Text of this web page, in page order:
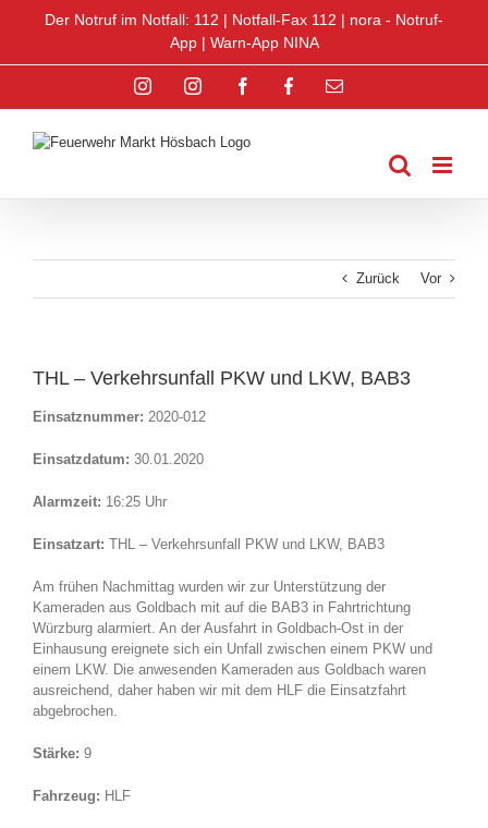
Der Notruf im Notfall: 112 | Notfall-Fax 112 | nora - Notruf-
App| Warn-App NINA
InstagramInstagram
FacebookFacebookE-
Zurück Vor
THL – Verkehrsunfall PKW und LKW, BAB3
Einsatznummer: 2020-012
Einsatzdatum: 30.01.2020
Alarmzeit: 16:25 Uhr
Einsatzart: THL – Verkehrsunfall PKW und LKW, BAB3
Am frühen Nachmittag wurden wir zur Unterstützung der
Kameraden aus Goldbach mit auf die BAB3 in Fahrtrichtung
Würzburg alarmiert. An der Ausfahrt in Goldbach-Ost in der
Einhausung ereignete sich ein Unfall zwischen einem PKW und
einem LKW. Die anwesenden Kameraden aus Goldbach waren
ausreichend, daher haben wir mit dem HLF die Einsatzfahrt
abgebrochen.
Stärke: 9
Fahrzeug: HLF